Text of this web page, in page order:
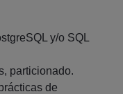
y/o SQL
particionado.
de